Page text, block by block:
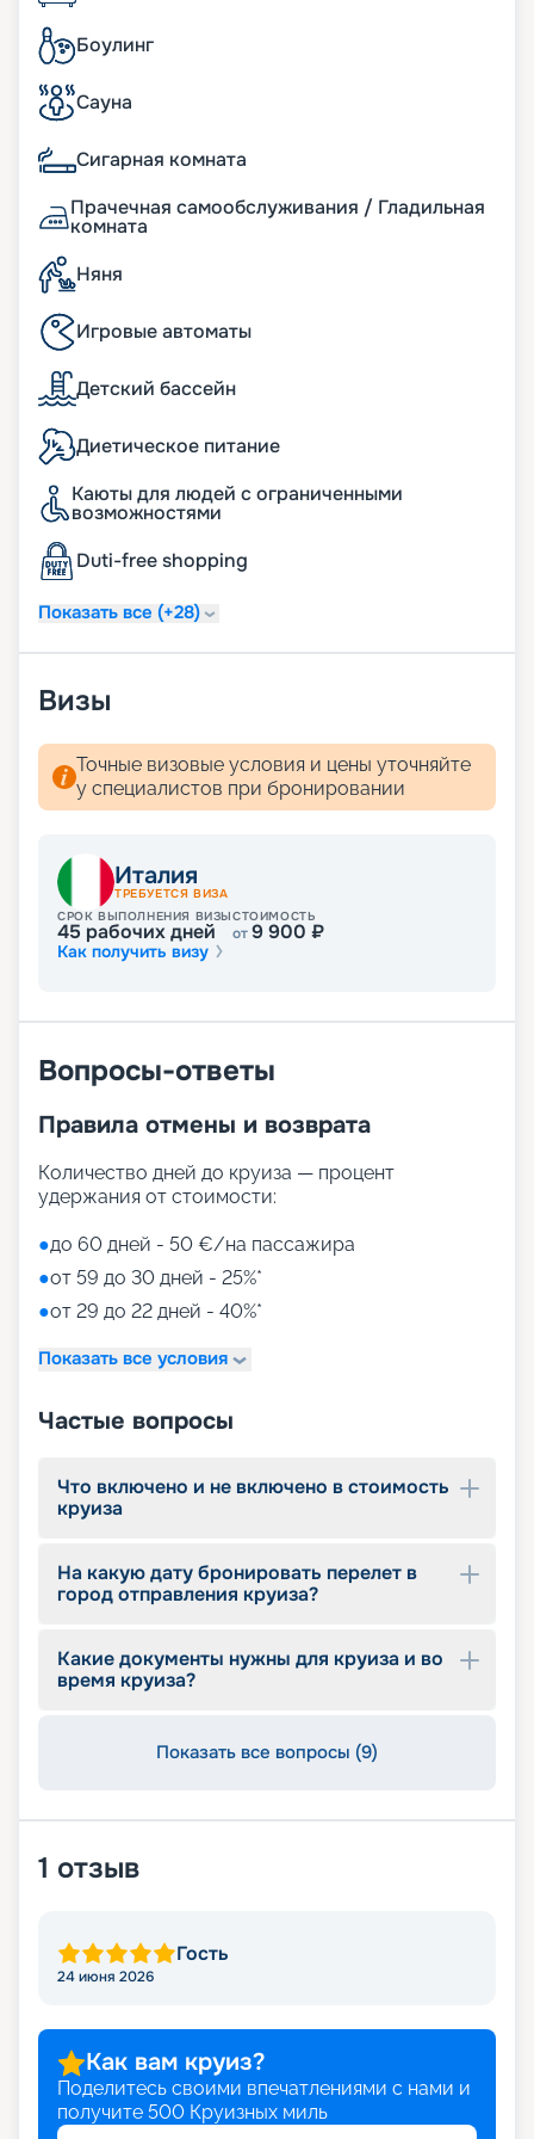
Боулинг
Сауна
Сигарная комната
Прачечная самообслуживания / Гладильная
комната
Няня
Игровые автоматы
Детский бассейн
Диетическое питание
Каюты для людей с ограниченными
возможностями
Duti-free shopping
Показать все (+28)
Визы
Точные визовые условия и цены уточняйте
у специалистов при бронировании
Италия
ТРЕБУЕТСЯ ВИЗА
СРОК ВЫПОЛНЕНИЯ ВИЗЫ
45 рабочих дней
СТОИМОСТЬ
от9 900 ₽
Как получить визу
Вопросы-ответы
Правила отмены и возврата
Количество дней до круиза — процент
удержания от стоимости:
●до 60 дней - 50 €/на пассажира
●от 59 до 30 дней - 25%*
●от 29 до 22 дней - 40%*
Показать все условия
Частые вопросы
Что включено и не включено в стоимость
круиза
На какую дату бронировать перелет в
город отправления круиза?
Какие документы нужны для круиза и во
время круиза?
Показать все вопросы (9)
1 отзыв
Гость
24 июня 2026
Как вам круиз?
Поделитесь своими впечатлениями с нами и
получите 500 Круизных миль